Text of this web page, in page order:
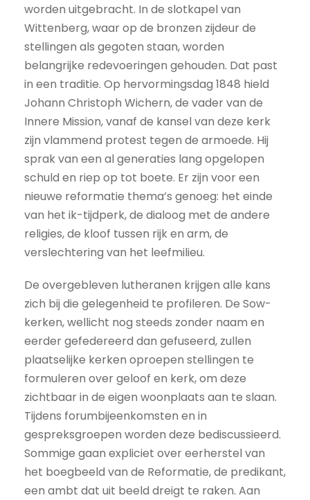
worden uitgebracht. In de slotkapel van
Wittenberg, waar op de bronzen zijdeur de
stellingen als gegoten staan, worden
belangrijke redevoeringen gehouden. Dat past
in een traditie. Op hervormingsdag 1848 hield
Johann Christoph Wichern, de vader van de
Innere Mission, vanaf de kansel van deze kerk
zijn vlammend protest tegen de armoede. Hij
sprak van een al generaties lang opgelopen
schuld en riep op tot boete. Er zijn voor een
nieuwe reformatie thema’s genoeg: het einde
van het ik-tijdperk, de dialoog met de andere
religies, de kloof tussen rijk en arm, de
verslechtering van het leefmilieu.
De overgebleven lutheranen krijgen alle kans
zich bij die gelegenheid te profileren. De Sow-
kerken, wellicht nog steeds zonder naam en
eerder gefedereerd dan gefuseerd, zullen
plaatselijke kerken oproepen stellingen te
formuleren over geloof en kerk, om deze
zichtbaar in de eigen woonplaats aan te slaan.
Tijdens forumbijeenkomsten en in
gespreksgroepen worden deze bediscussieerd.
Sommige gaan expliciet over eerherstel van
het boegbeeld van de Reformatie, de predikant,
een ambt dat uit beeld dreigt te raken. Aan